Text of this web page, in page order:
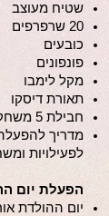
שטיח מעוצב
20 שרפרפים
כובעים
פונפונים
מקל לימבו
תאורת דיסקו
חבילת 5 משחקים
מדריך להפעלה
לפעילויות
הפעלת יום
יום ההולדת